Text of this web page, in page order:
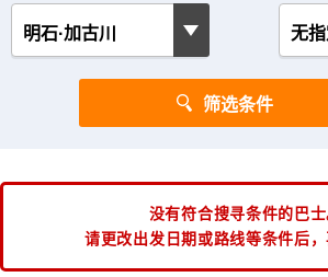
没有符合搜寻条件的巴士
请更改出发日期或路线等条件后，